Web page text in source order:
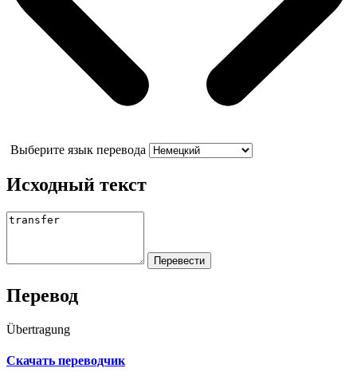
Выберите язык перевода
Исходный текст
Перевод
Übertragung
Скачать переводчик